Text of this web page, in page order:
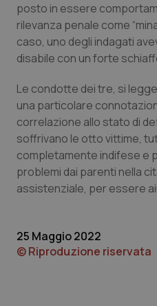
Piemonte
Provincia Autonoma
Provincia
Puglia
Sardegna
Toscana
HIV
Infezioni & Febbre
Ipertensione &
Malattie rare
Malattia di Crohn &
Neuroscienze &
Obesità
posto in essere
rilevanza penale come
caso, uno degli indagati
disabile con un forte
Le condotte dei tre, si
una particolare
correlazione allo stato di
soffrivano le otto vittime,
completamente indifese e
problemi dai parenti nella
assistenziale, per essere
25 Maggio 2022
© Riproduzione riservata